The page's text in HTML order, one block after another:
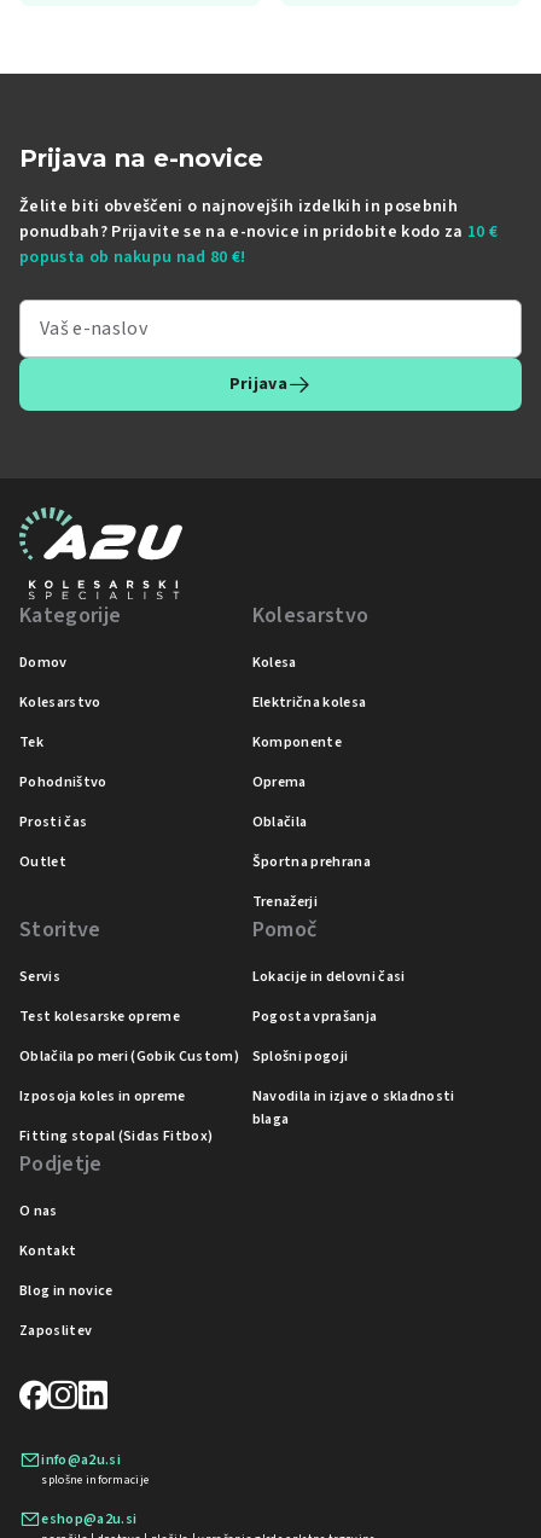
Prijava na e-novice
Želite biti obveščeni o najnovejših izdelkih in posebnih
ponudbah? Prijavite se na e-novice in pridobite kodo za 10 €
popusta ob nakupu nad 80 €!
Prijava
Kategorije
Domov
Kolesarstvo
Tek
Pohodništvo
Prosti čas
Outlet
Kolesarstvo
Kolesa
Električna kolesa
Komponente
Oprema
Oblačila
Športna prehrana
Trenažerji
Storitve
Servis
Test kolesarske opreme
Oblačila po meri (Gobik Custom)
Izposoja koles in opreme
Fitting stopal (Sidas Fitbox)
Pomoč
Lokacije in delovni časi
Pogosta vprašanja
Splošni pogoji
Navodila in izjave o skladnosti
blaga
Podjetje
O nas
Kontakt
Blog in novice
Zaposlitev
info@a2u.si
splošne informacije
eshop@a2u.si